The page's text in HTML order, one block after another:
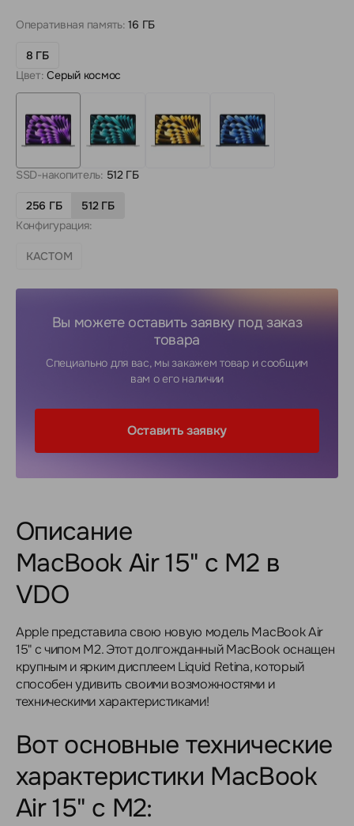
Оперативная память: 16 ГБ
8 ГБ
Цвет: Серый космос
SSD-накопитель: 512 ГБ
256 ГБ
512 ГБ
Конфигурация:
КАСТОМ
Вы можете оставить заявку под заказ
товара
Специально для вас, мы закажем товар и сообщим
вам о его наличии
Оставить заявку
Описание
MacBook Air 15" с M2 в
VDO
Apple представила свою новую модель MacBook Air
15" с чипом M2. Этот долгожданный MacBook оснащен
крупным и ярким дисплеем Liquid Retina, который
способен удивить своими возможностями и
техническими характеристиками!
Вот основные технические
характеристики MacBook
Air 15" с M2: